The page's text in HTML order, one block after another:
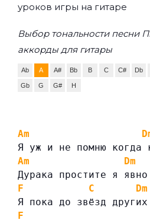
уроков игры на гитаре
Выбор тональности песни
аккорды для гитары
Ab A A# Bb B C C# Db
Gb G G# H
Am
Я уж и не помню когда
Am
Dm
Дурака простите я
F
C Dm
Я пока до звёзд
F